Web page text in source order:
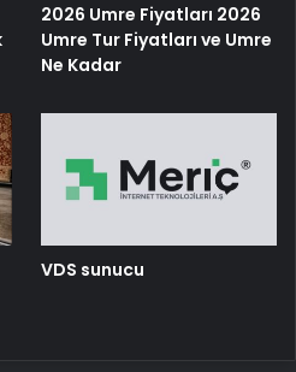
2026 Umre Fiyatları 2026
Umre Tur Fiyatları ve Umre
Ne Kadar
VDS sunucu